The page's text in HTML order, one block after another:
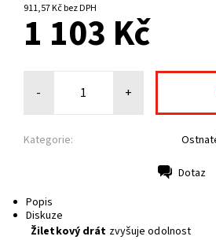
911,57 Kč bez DPH
1 103 Kč
- +
Kategorie:
Dotaz
Popis
Diskuze
Žiletkový drát zvyšuje odolnost